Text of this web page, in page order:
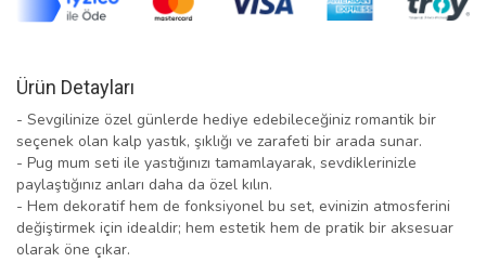
Ürün Detayları
- Sevgilinize özel günlerde hediye edebileceğiniz romantik bir
seçenek olan kalp yastık, şıklığı ve zarafeti bir arada sunar.
- Pug mum seti ile yastığınızı tamamlayarak, sevdiklerinizle
paylaştığınız anları daha da özel kılın.
- Hem dekoratif hem de fonksiyonel bu set, evinizin atmosferini
değiştirmek için idealdir; hem estetik hem de pratik bir aksesuar
olarak öne çıkar.